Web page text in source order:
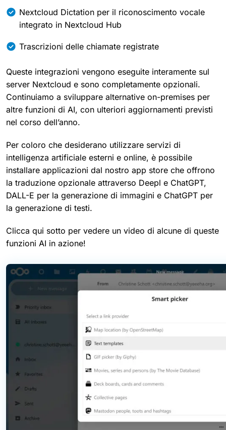
Nextcloud Dictation per il riconoscimento vocale
integrato in Nextcloud Hub
Trascrizioni delle chiamate registrate
Queste integrazioni vengono eseguite interamente sul
server Nextcloud e sono completamente opzionali.
Continuiamo a sviluppare alternative on-premises per
altre funzioni di AI, con ulteriori aggiornamenti previsti
nel corso dell’anno.
Per coloro che desiderano utilizzare servizi di
intelligenza artificiale esterni e online, è possibile
installare applicazioni dal nostro app store che offrono
la traduzione opzionale attraverso Deepl e ChatGPT,
DALL-E per la generazione di immagini e ChatGPT per
la generazione di testi.
Clicca qui sotto per vedere un video di alcune di queste
funzioni AI in azione!